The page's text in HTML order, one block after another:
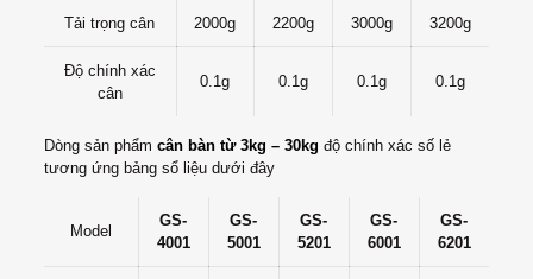
Tải trọng cân 2000g 2200g 3000g 3200g
Độ chính xác
cân
0.1g 0.1g 0.1g 0.1g
Dòng sản phẩm cân bàn từ 3kg – 30kg độ chính xác số lẻ
tương ứng bảng sổ liệu dưới đây
Model
GS-
4001
GS-
5001
GS-
5201
GS-
6001
GS-
6201